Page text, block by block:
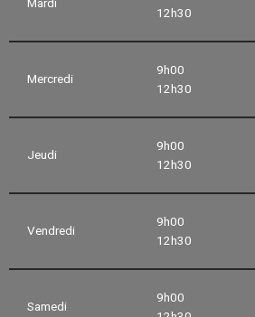
12h30
Mercredi
9h00
12h30
Jeudi
9h00
12h30
Vendredi
9h00
12h30
Samedi
9h00